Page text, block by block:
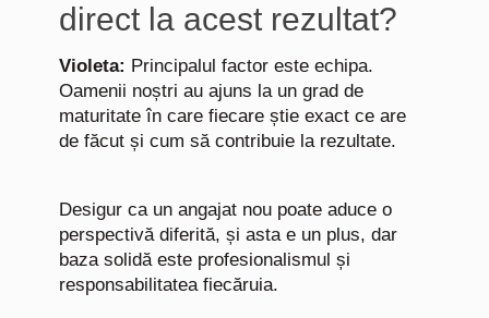
direct la acest rezultat?
Violeta: Principalul factor este echipa.
Oamenii noștri au ajuns la un grad de
maturitate în care fiecare știe exact ce are
de făcut și cum să contribuie la rezultate.
Desigur ca un angajat nou poate aduce o
perspectivă diferită, și asta e un plus, dar
baza solidă este profesionalismul și
responsabilitatea fiecăruia.